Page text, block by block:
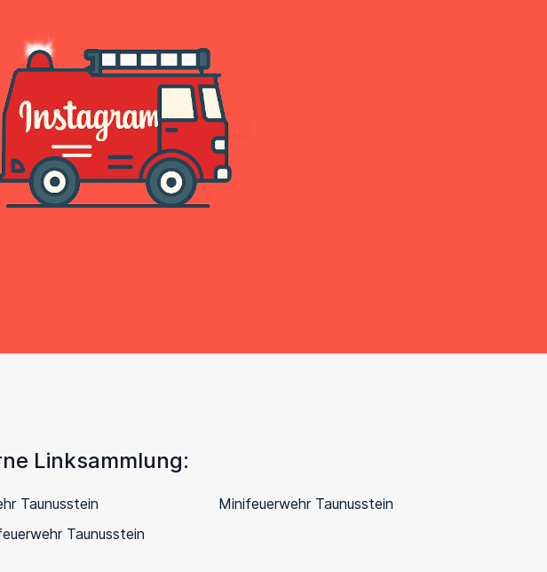
Linksammlung:
Taunusstein
Taunusstein
Minifeuerwehr Taunusstein